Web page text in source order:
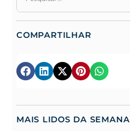
COMPARTILHAR
MAIS LIDOS DA SEMANA